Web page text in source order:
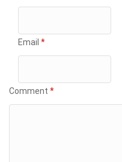
Email *
Comment *